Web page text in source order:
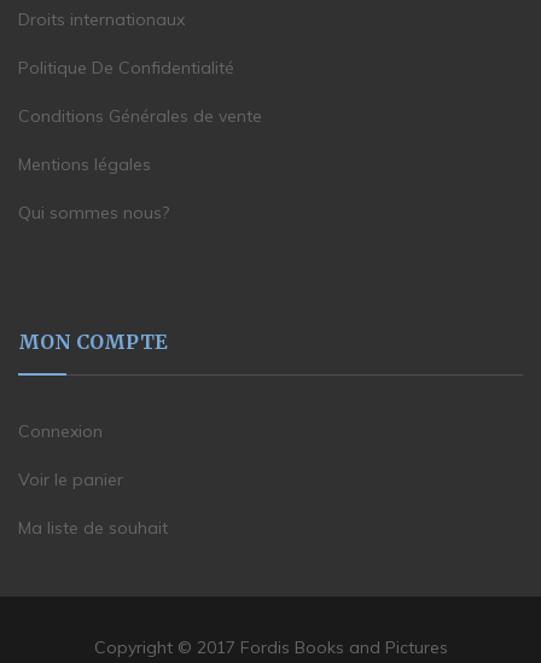
Droits internationaux
Politique De Confidentialité
Conditions Générales de vente
Mentions légales
Qui sommes nous?
MON COMPTE
Connexion
Voir le panier
Ma liste de souhait
Copyright © 2017 Fordis Books and Pictures